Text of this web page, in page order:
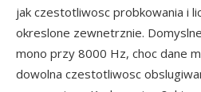
jak czestotliwosc probkowania i
okreslone zewnetrznie.
mono przy 8000 Hz, choc dane
dowolna czestotliwosc